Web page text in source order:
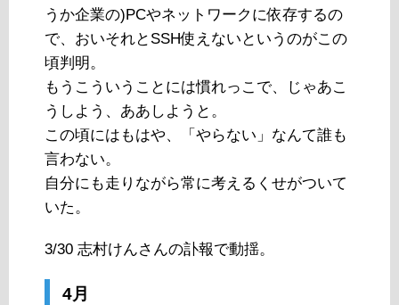
うか企業の)PCやネットワークに依存するの
で、おいそれとSSH使えないというのがこの
頃判明。
もうこういうことには慣れっこで、じゃあこ
うしよう、ああしようと。
この頃にはもはや、「やらない」なんて誰も
言わない。
自分にも走りながら常に考えるくせがついて
いた。
3/30 志村けんさんの訃報で動揺。
4月